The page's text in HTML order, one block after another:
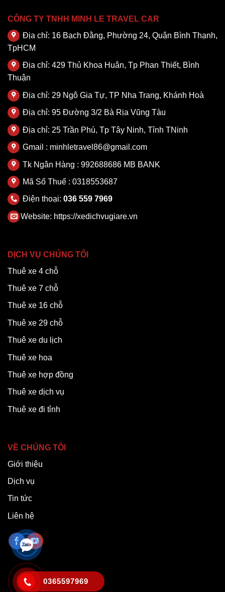
CÔNG TY TNHH MINH LE TRAVEL CAR
Địa chỉ: 16 Bạch Đằng, Phường 24, Quận Bình Thạnh,
TpHCM
Địa chỉ: 429 Thủ Khoa Huân, Tp Phan Thiết, Bình
Thuận
Địa chỉ: 29 Ngô Gia Tự, TP Nha Trang, Khánh Hoà
Địa chỉ: 95 Đường 3/2 Bà Rịa Vũng Tàu
Địa chỉ: 25 Trần Phú, Tp Tây Ninh, Tỉnh TNinh
Gmail : minhletravel86@gmail.com
Tk Ngân Hàng : 992688686 MB BANK
Mã Số Thuế : 0318553687
Điện thoại: 036 559 7969
Website: https://xedichvugiare.vn
DỊCH VỤ CHÚNG TÔI
Thuê xe 4 chỗ
Thuê xe 7 chỗ
Thuê xe 16 chỗ
Thuê xe 29 chỗ
Thuê xe du lịch
Thuê xe hoa
Thuê xe hợp đồng
Thuê xe dịch vụ
Thuê xe đi tỉnh
VỀ CHÚNG TÔI
Giới thiệu
Dịch vụ
Tin tức
Liên hệ
0365597969